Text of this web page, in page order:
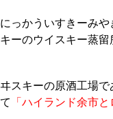
っかういすきーみ
ーのウイスキー蒸
スキーの原酒工場
「ハイランド余市